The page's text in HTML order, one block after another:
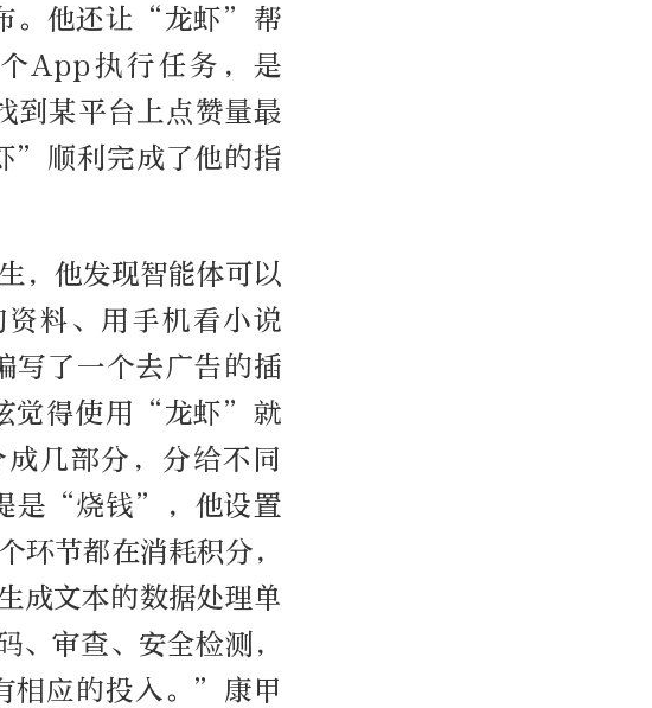
。他还让“龙虾”帮
App执行任务，是
某平台上点赞量最
”顺利完成了他的指
，他发现智能体可以
料、用手机看小说
了一个去广告的插
觉得使用“龙虾”就
几部分，分给不同
是“烧钱”，他设置
环节都在消耗积分，
成文本的数据处理单
审查、安全检测，
相应的投入。”康甲